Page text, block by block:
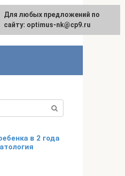
Русский
в 2 года
Для любых предложений по
сайту: [email protected]
Для любых предложений по
сайту: optimus-nk@cp9.ru